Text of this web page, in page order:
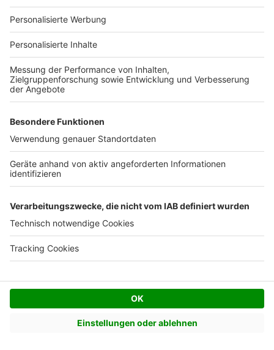
andere aber warm sein soll, kann eine Dämmung
tatsächlich sinnvoll sein. Dann sollte nach Möglichkeit
der warme Raum von außen gedämmt werden.
Ist eine Innendämmung im Keller sinnvoll?
Eine Dämmung der Kellerdecke ist beispielsweise dann
sinnvoll, wenn er nicht beheizt wird und darüber
beheizter Wohnraum liegt. Die Wände eines
ungedämmten Kellers zu dämmen, um den Raum zu
Wohnzwecken nutzen zu können, ist oft nicht sinnvoll.
Wenn derKellerals Wohnraum gedacht war, wurde er
vermutlich beim Kellerbau bereits gedämmt.
Andernfalls darf der Keller möglicherweise gar nicht
als Wohnraum genutzt werden, weil er zu niedrig ist.
Mein Haus steht direkt auf der Grenze, muss
ich diese Wand von innen dämmen?
der Nachbar möglicherweise akzeptieren, wenn